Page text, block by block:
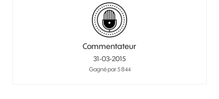
Commentateur
‎31-03-2015
Gagné par 5 844